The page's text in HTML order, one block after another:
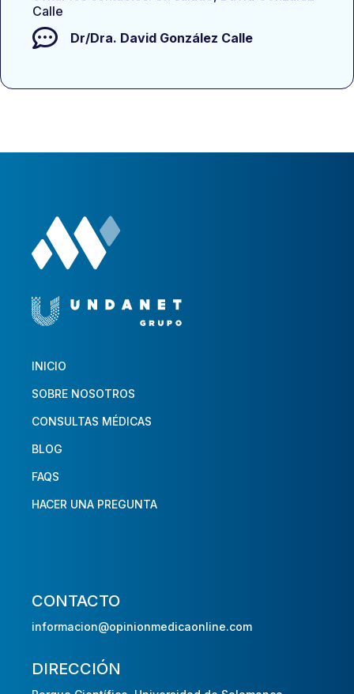
Calle
Dr/Dra. David González Calle
INICIO
SOBRE NOSOTROS
CONSULTAS MÉDICAS
BLOG
FAQS
HACER UNA PREGUNTA
CONTACTO
informacion@opinionmedicaonline.com
DIRECCIÓN